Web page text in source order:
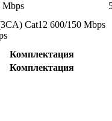
Mbps
Cat12 600/150 Mbps
Комплектация
Комплектация